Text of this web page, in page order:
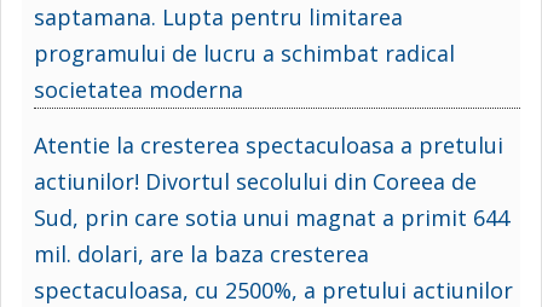
saptamana. Lupta pentru limitarea
programului de lucru a schimbat radical
societatea moderna
Atentie la cresterea spectaculoasa a pretului
actiunilor! Divortul secolului din Coreea de
Sud, prin care sotia unui magnat a primit 644
mil. dolari, are la baza cresterea
spectaculoasa, cu 2500%, a pretului actiunilor